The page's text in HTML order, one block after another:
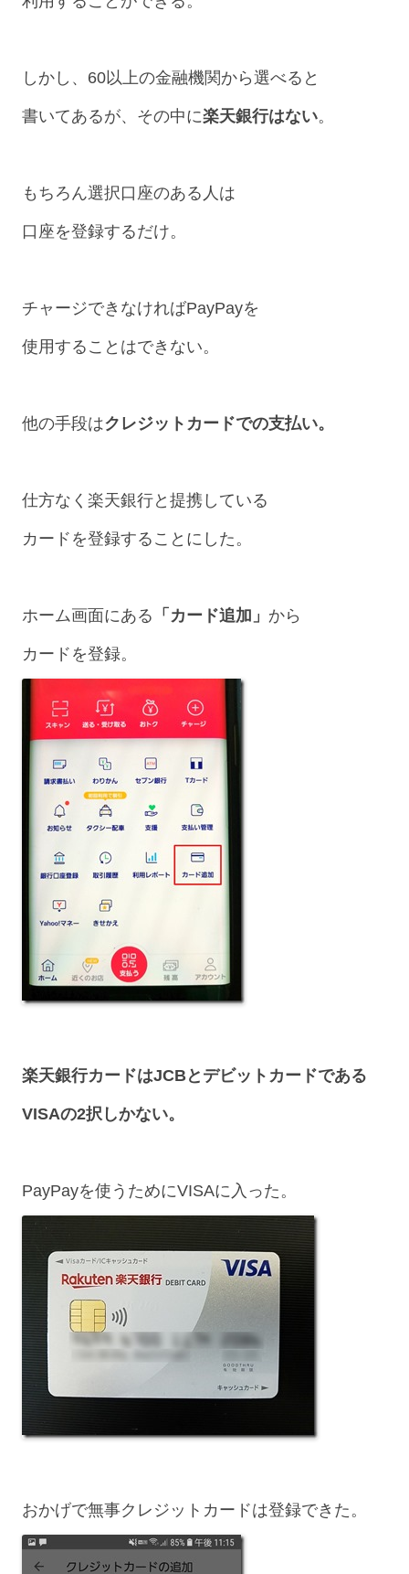
しかし、60以上の金融機関から選べると
書いてあるが、その中に楽天銀行はない。
もちろん選択口座のある人は
口座を登録するだけ。
チャージできなければPayPayを
使用することはできない。
他の手段はクレジットカードでの支払い。
仕方なく楽天銀行と提携している
カードを登録することにした。
ホーム画面にある 「カード追加」 から
カードを登録。
楽天銀行カードはJCBとデビットカードである
VISAの2択しかない。
PayPayを使うためにVISAに入った。
おかげで無事クレジットカードは登録できた。